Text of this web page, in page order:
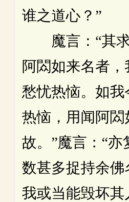
谁之道心？”
魔言：“其求
阿閦如来名者，
愁忧热恼。如我
热恼，用闻阿閦
故。”魔言：“亦
数甚多捉持余佛
我或当能毁坏其